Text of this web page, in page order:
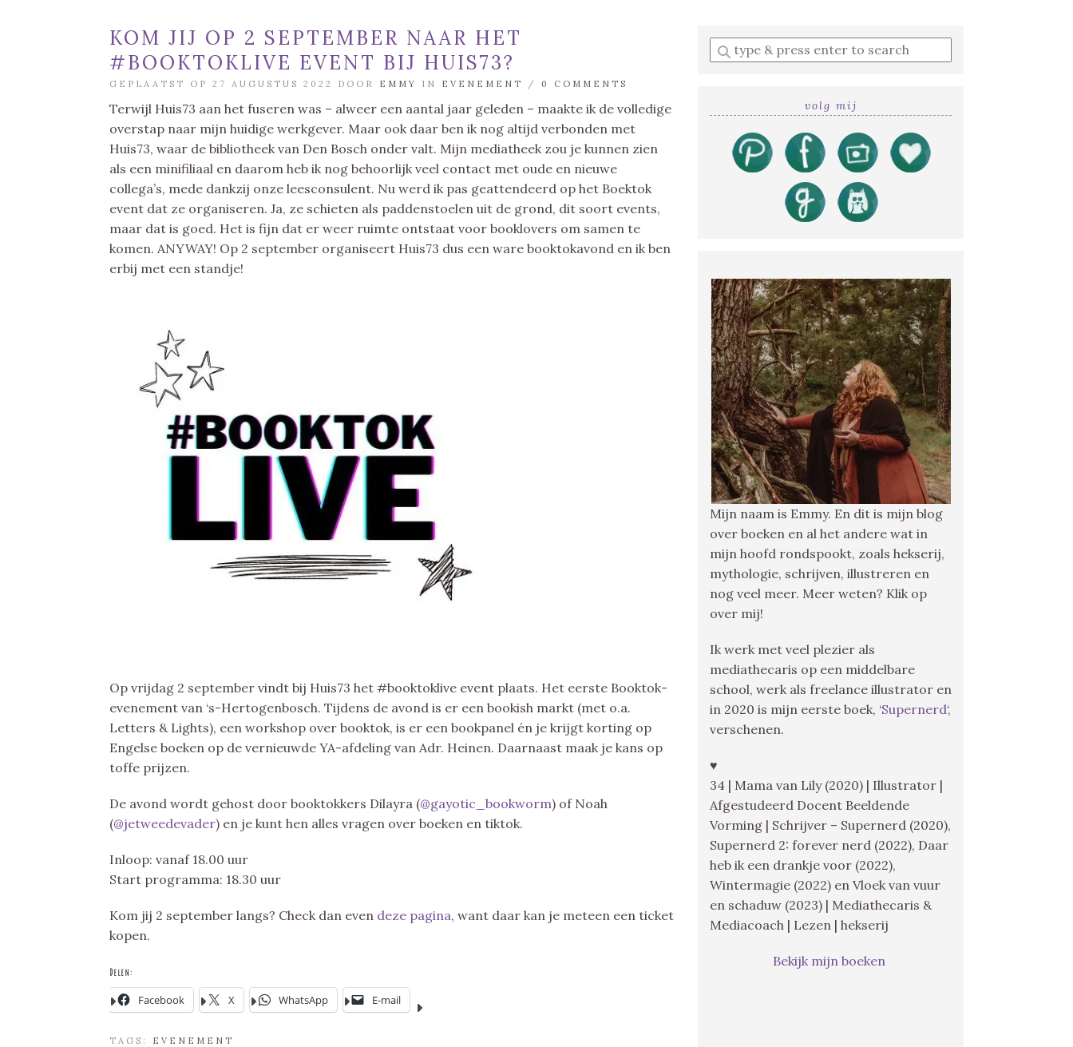
KOM JIJ OP 2 SEPTEMBER NAAR HET
#BOOKTOKLIVE EVENT BIJ HUIS73?
GEPLAATST OP 27 AUGUSTUS 2022 DOOR EMMY IN EVENEMENT / 0 COMMENTS
Terwijl Huis73 aan het fuseren was – alweer een aantal jaar geleden – maakte ik de volledige
overstap naar mijn huidige werkgever. Maar ook daar ben ik nog altijd verbonden met
Huis73, waar de bibliotheek van Den Bosch onder valt. Mijn mediatheek zou je kunnen zien
als een minifiliaal en daarom heb ik nog behoorlijk veel contact met oude en nieuwe
collega’s, mede dankzij onze leesconsulent. Nu werd ik pas geattendeerd op het Boektok
event dat ze organiseren. Ja, ze schieten als paddenstoelen uit de grond, dit soort events,
maar dat is goed. Het is fijn dat er weer ruimte ontstaat voor booklovers om samen te
komen. ANYWAY! Op 2 september organiseert Huis73 dus een ware booktokavond en ik ben
erbij met een standje!
Op vrijdag 2 september vindt bij Huis73 het #booktoklive event plaats. Het eerste Booktok-
evenement van ‘s-Hertogenbosch. Tijdens de avond is er een bookish markt (met o.a.
Letters & Lights), een workshop over booktok, is er een bookpanel én je krijgt korting op
Engelse boeken op de vernieuwde YA-afdeling van Adr. Heinen. Daarnaast maak je kans op
toffe prijzen.
De avond wordt gehost door booktokkers Dilayra (@gayotic_bookworm) of Noah
(@jetweedevader) en je kunt hen alles vragen over boeken en tiktok.
Inloop: vanaf 18.00 uur
Start programma: 18.30 uur
Kom jij 2 september langs? Check dan even deze pagina, want daar kan je meteen een ticket
kopen.
Delen:
Facebook X WhatsApp E-mail
TAGS: EVENEMENT
Enter
a
volg mij
Mijn naam is Emmy. En dit is mijn blog
over boeken en al het andere wat in
mijn hoofd rondspookt, zoals hekserij,
mythologie, schrijven, illustreren en
nog veel meer. Meer weten? Klik op
over mij!
Ik werk met veel plezier als
mediathecaris op een middelbare
school, werk als freelance illustrator en
in 2020 is mijn eerste boek, ‘Supernerd‘,
verschenen.
♥
34 | Mama van Lily (2020) | Illustrator |
Afgestudeerd Docent Beeldende
Vorming | Schrijver – Supernerd (2020),
Supernerd 2: forever nerd (2022), Daar
heb ik een drankje voor (2022),
Wintermagie (2022) en Vloek van vuur
en schaduw (2023) | Mediathecaris &
Mediacoach | Lezen | hekserij
Bekijk mijn boeken